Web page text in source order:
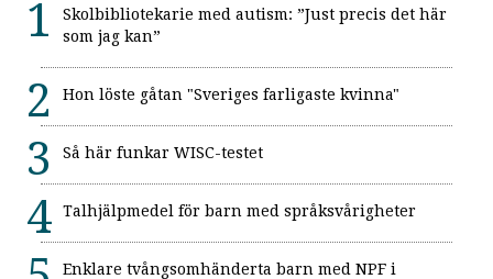
Skolbibliotekarie med autism: ”Just precis det här
som jag kan”
Hon löste gåtan "Sveriges farligaste kvinna"
Så här funkar WISC-testet
Talhjälpmedel för barn med språksvårigheter
Enklare tvångsomhänderta barn med NPF i